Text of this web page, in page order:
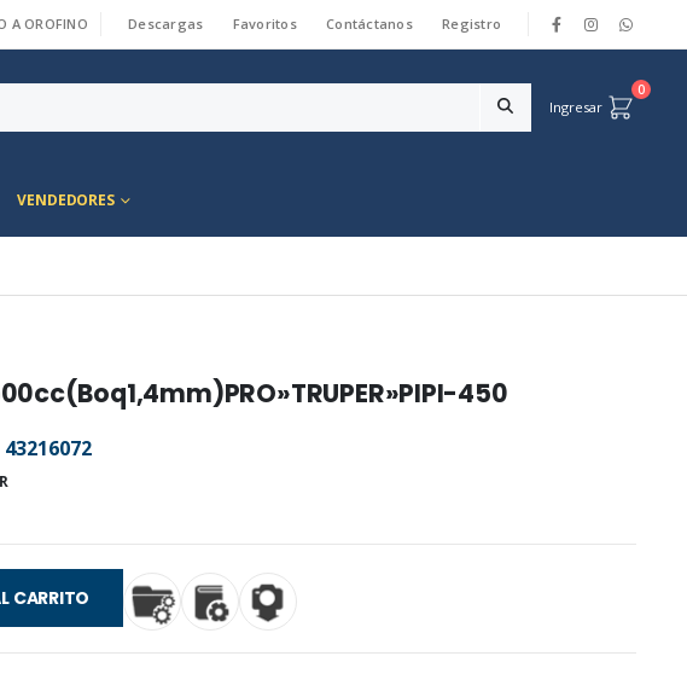
A OROFINO Descargas Favoritos Contáctanos Registro
Ingresar
0
VENDEDORES
450
43216072
CARRITO